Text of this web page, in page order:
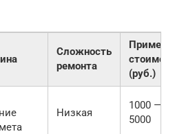
Сложность
ремонта
(руб.)
Низкая
1000 —
5000